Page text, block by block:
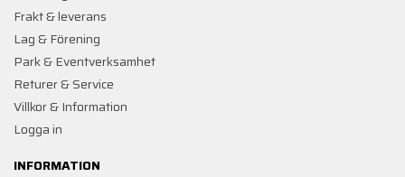
Frakt & leverans
Lag & Förening
Park & Eventverksamhet
Returer & Service
Villkor & Information
Logga in
INFORMATION